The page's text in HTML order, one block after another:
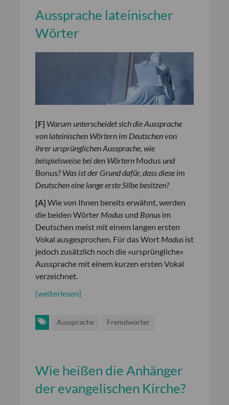
Aussprache lateinischer
Wörter
[F] Warum unterscheidet sich die Aussprache
von lateinischen Wörtern im Deutschen von
ihrer ursprünglichen Aussprache, wie
beispielsweise bei den Wörtern Modusund
Bonus? Was ist der Grund dafür, dass diese im
Deutschen eine lange erste Silbe besitzen?
[A] Wie von Ihnen bereits erwähnt, werden
die beiden Wörter Modus und Bonus im
Deutschen meist mit einem langen ersten
Vokal ausgesprochen. Für das Wort Modus ist
jedoch zusätzlich noch die »ursprüngliche«
Aussprache mit einem kurzen ersten Vokal
verzeichnet.
[weiterlesen]
Aussprache Fremdwörter
Wie heißen die Anhänger
der evangelischen Kirche?